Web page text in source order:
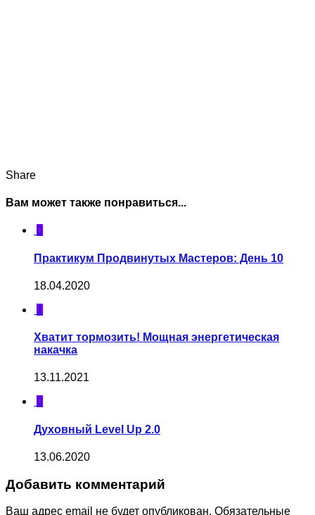
Share
Вам может также понравиться...
0
Практикум Продвинутых Мастеров: День 10
18.04.2020
1
Хватит тормозить! Мощная энергетическая
накачка
13.11.2021
0
Духовный Level Up 2.0
13.06.2020
Добавить комментарий
Ваш адрес email не будет опубликован. Обязательные